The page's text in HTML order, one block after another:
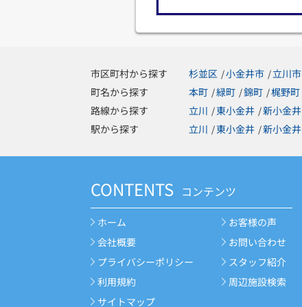
市区町村から探す 杉並区 /小金井市 /立川市
町名から探す
本町 /緑町 /錦町 /梶野町
路線から探す
立川 /東小金井 /新小金井
駅から探す
立川 /東小金井 /新小金井
CONTENTS コンテンツ
ホーム
会社概要
プライバシーポリシー
利用規約
サイトマップ
お客様の声
お問い合わせ
スタッフ紹介
周辺施設検索